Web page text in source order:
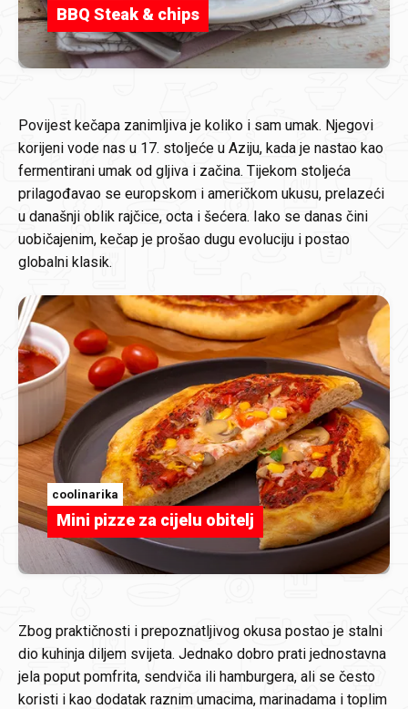
BBQ Steak & chips
Povijest kečapa zanimljiva je koliko i sam umak. Njegovi
korijeni vode nas u 17. stoljeće u Aziju, kada je nastao kao
fermentirani umak od gljiva i začina. Tijekom stoljeća
prilagođavao se europskom i američkom ukusu, prelazeći
u današnji oblik rajčice, octa i šećera. Iako se danas čini
uobičajenim, kečap je prošao dugu evoluciju i postao
globalni klasik.
coolinarika
Mini pizze za cijelu obitelj
Zbog praktičnosti i prepoznatljivog okusa postao je stalni
dio kuhinja diljem svijeta. Jednako dobro prati jednostavna
jela poput pomfrita, sendviča ili hamburgera, ali se često
koristi i kao dodatak raznim umacima, marinadama i toplim